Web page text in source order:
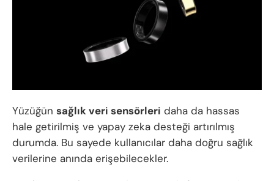
Yüzüğün sağlık veri sensörleri daha da hassas
hale getirilmiş ve yapay zeka desteği artırılmış
durumda. Bu sayede kullanıcılar daha doğru sağlık
verilerine anında erişebilecekler.